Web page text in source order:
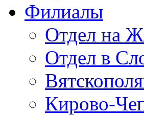
Филиалы
Отдел на
Отдел в
Кирово-